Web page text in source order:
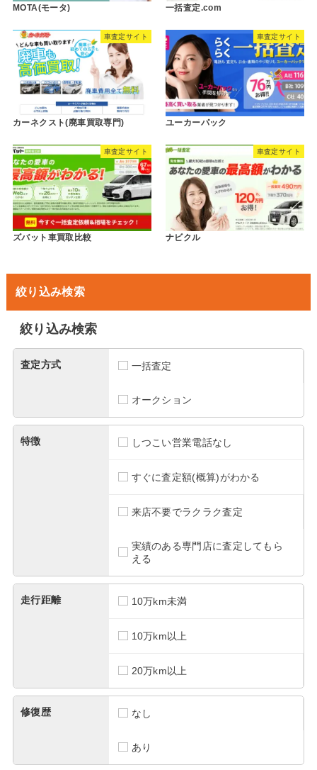
MOTA(モータ) 一括査定.com
車査定サイト
カーネクスト(廃車買取専門)
車査定サイト
ユーカーパック
車査定サイト
ズバット車買取比較
車査定サイト
ナビクル
絞り込み検索
絞り込み検索
査定方式 一括査定
オークション
特徴 しつこい営業電話なし
すぐに査定額(概算)がわかる
来店不要でラクラク査定
実績のある専門店に査定してもら
える
走行距離 10万km未満
10万km以上
20万km以上
修復歴 なし
あり